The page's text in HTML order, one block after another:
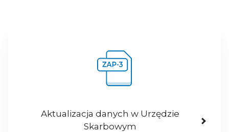
Aktualizacja danych w Urzędzie
Skarbowym